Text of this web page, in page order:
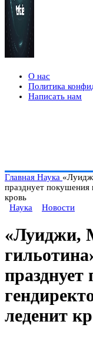
О нас
Политика
Написать нам
Главная Наука
празднует
кровь
Наука
Новости
«Луиджи,
леденит